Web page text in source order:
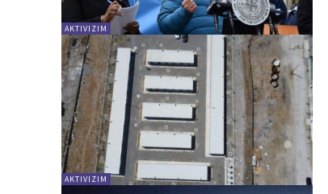
AKTIVIZIM
AKTIVIZIM